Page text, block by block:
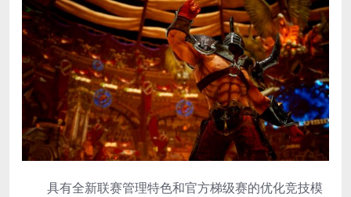
具有全新联赛管理特色和官方梯级赛的优化竞技模